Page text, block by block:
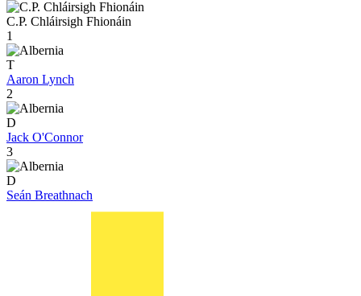
C.P. Chláirsigh Fhionáin
1
T
Aaron Lynch
2
D
Jack O'Connor
3
D
Seán Breathnach